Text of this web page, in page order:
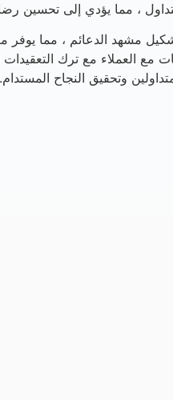
، مما يؤدي إلى تحسين رضا
مشهد الدعائم ، مما يوفر
وتحقيق النجاح المستدام.